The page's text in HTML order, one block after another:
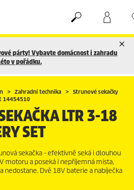
párty! Vybavte domácnost i zahradu
v pořádku.
Zahradní technika
Strunové sekačky
14454510
LTR 3-18
SET
sekačka - efektivně seká i dlouhou
motoru a poseká i nepříjemná místa,
nedostane. Dvě 18V baterie a nabíječka